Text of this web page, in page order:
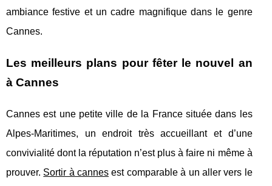
ambiance festive et un cadre magnifique dans le genre
Cannes.
Les meilleurs plans pour fêter le nouvel an
à Cannes
Cannes est une petite ville de la France située dans les
Alpes-Maritimes, un endroit très accueillant et d’une
convivialité dont la réputation n’est plus à faire ni même à
prouver. Sortir à cannes est comparable à un aller vers le